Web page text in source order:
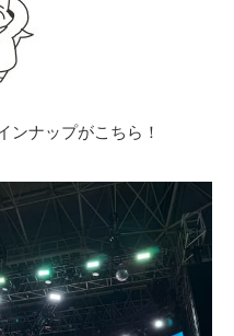
ナップがこちら！